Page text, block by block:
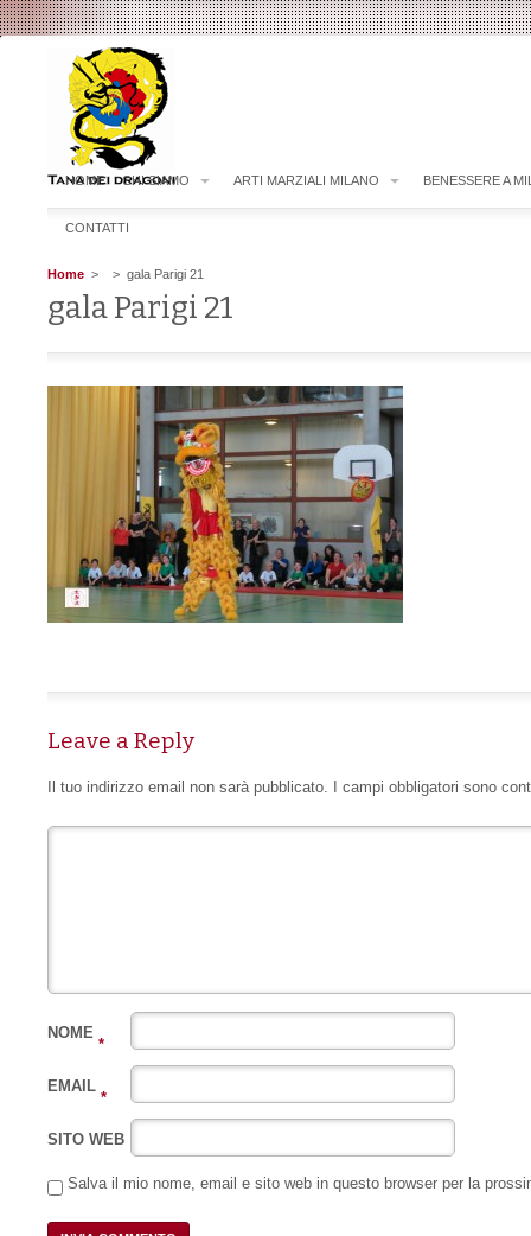
HOME CHI SIAMO ARTI MARZIALI MILANO BENESSERE A
CONTATTI
Home > > gala Parigi 21
gala Parigi 21
Leave a Reply
Il tuo indirizzo email non sarà pubblicato. I campi obbligatori sono
NOME
*
EMAIL
*
SITO WEB
Salva il mio nome, email e sito web in questo browser per la